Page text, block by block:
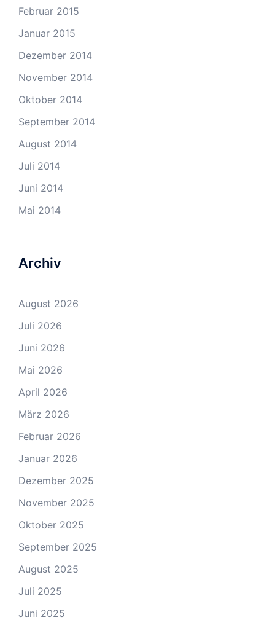
Februar 2015
Januar 2015
Dezember 2014
November 2014
Oktober 2014
September 2014
August 2014
Juli 2014
Juni 2014
Mai 2014
Archiv
August 2026
Juli 2026
Juni 2026
Mai 2026
April 2026
März 2026
Februar 2026
Januar 2026
Dezember 2025
November 2025
Oktober 2025
September 2025
August 2025
Juli 2025
Juni 2025